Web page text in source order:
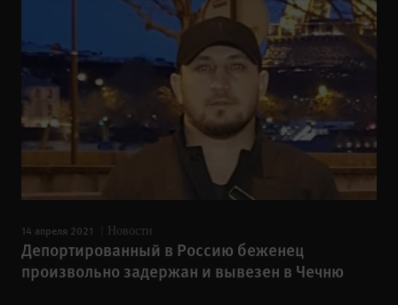
14 апреля 2021 Новости
Депортированный в Россию беженец
произвольно задержан и вывезен в Чечню